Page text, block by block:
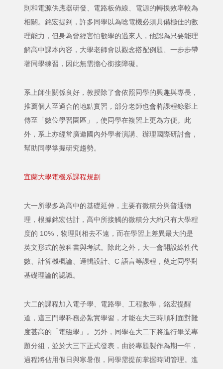
則和電源供應器研發、電路板佈線、電源的轉換效率較為
相關。銘宏提到，許多同學以為唸電機必須具備極佳的數
理能力，但身為曾經害怕數學的過來人，他認為只要能理
解高中課本內容，大學老師會以觀念搭配例題、一步步帶
著同學練習，因此無需擔心銜接障礙。
系上師生關係良好，教授除了會依照同學的興趣與專長，
推薦個人至適合的地點實習，部分老師也會將課程錄影上
傳至「數位學習園區」，使同學在複習上更為方便。此
外，系上亦經常廣邀國內外學者演講、辦理國際研討會，
幫助同學掌握研究趨勢。
宜蘭大學電機系課程規劃
大一所學多為高中的基礎延伸，主要有微積分與普通物
理，根據銘宏估計，高中所接觸的微積分大約只有大學程
度的 10%，物理則相去不遠，而在學習上差異最大的是
英文形式的教科書與考試。除此之外，大一會開設線性代
數、計算機概論、邏輯設計、C 語言等課程，奠定同學對
基礎理論的認識。
大二的課程加入電子學、電路學、工程數學，銘宏提醒
道，這三門學科務必紮實學習，才能在大三時順利面對難
度甚高的「電磁學」。另外，同學在大二下將進行畢業專
題分組，並於大三下正式發表，由於專題製作為期一年，
過程將佔用假日與寒暑假，同學需提前掌握時間管理。進